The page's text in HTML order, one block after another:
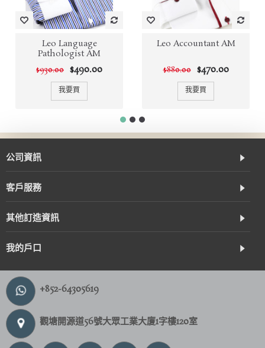
Leo Language
Pathologist AM
$930.00 $490.00
我要買
Leo Accountant AM
$880.00 $470.00
我要買
公司資訊
客戶服務
其他訂造資訊
我的戶口
+852-64305619
觀塘開源道56號大眾工業大廈1字樓120室